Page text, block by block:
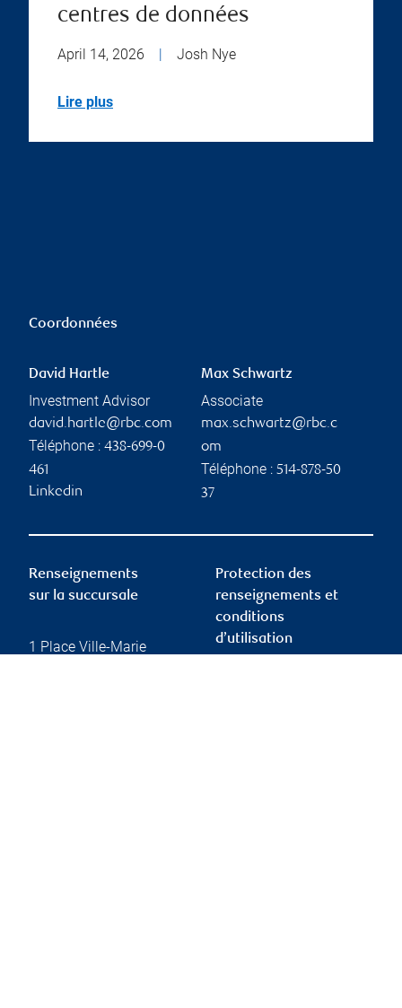
centres de données
April 14, 2026 | Josh Nye
Lire plus
Coordonnées
David Hartle
Investment Advisor
david.hartle@rbc.com
Téléphone : 438-699-0
461
Linkedin
Max Schwartz
Associate
max.schwartz@rbc.c
om
Téléphone : 514-878-50
37
Renseignements
sur la succursale
1 Place Ville-Marie
Protection des
renseignements et
conditions
d’utilisation